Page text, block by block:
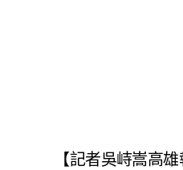
【記者吳峙嵩高雄報導】怪颱山陀兒逐步進逼台灣，2日全台皆放颱風假，果陀劇場全新音樂